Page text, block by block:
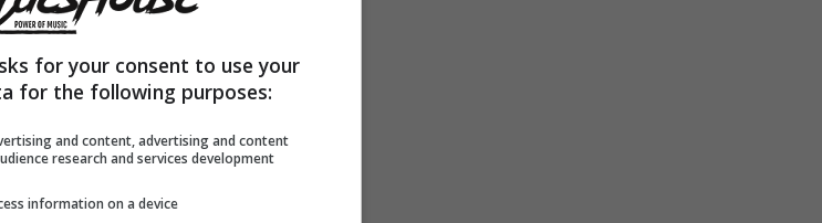
for your consent to use your
for the following purposes:
and content, advertising and content
research and services development
information on a device